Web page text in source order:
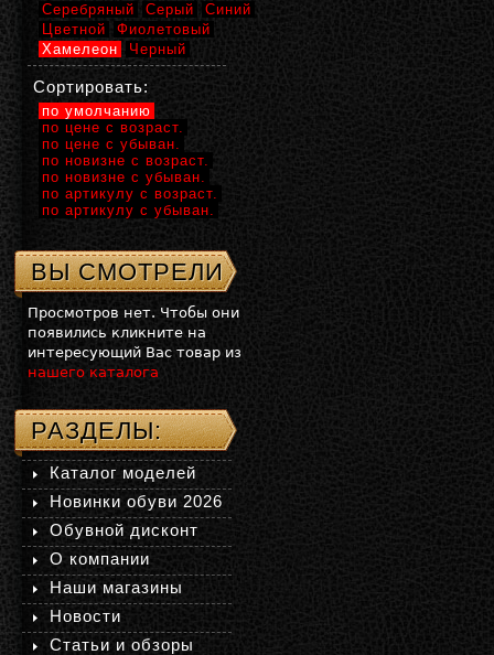
Серебряный
Серый
Синий
Цветной
Фиолетовый
Хамелеон
Черный
Сортировать:
по умолчанию
по цене с возраст.
по цене с убыван.
по новизне с возраст.
по новизне с убыван.
по артикулу с возраст.
по артикулу с убыван.
ВЫ СМОТРЕЛИ
Просмотров нет. Чтобы они
появились кликните на
интересующий Вас товар из
нашего каталога
РАЗДЕЛЫ:
Каталог моделей
Новинки обуви 2026
Обувной дисконт
О компании
Наши магазины
Новости
Статьи и обзоры